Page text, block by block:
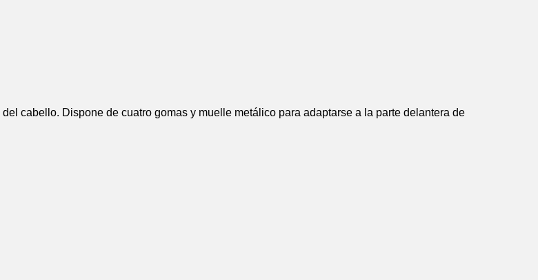
cabello. Dispone de cuatro gomas y muelle metálico para adaptarse a la parte delantera de